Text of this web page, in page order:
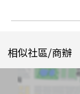
相似社區/商辦